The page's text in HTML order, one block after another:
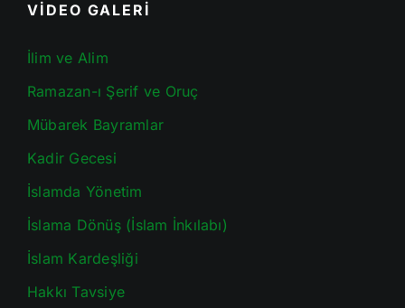
VİDEO GALERİ
İlim ve Alim
Ramazan-ı Şerif ve Oruç
Mübarek Bayramlar
Kadir Gecesi
İslamda Yönetim
İslama Dönüş (İslam İnkılabı)
İslam Kardeşliği
Hakkı Tavsiye